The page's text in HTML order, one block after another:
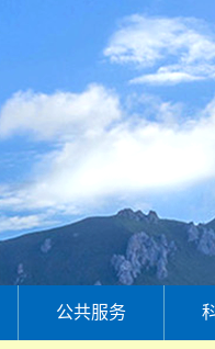
公共服务